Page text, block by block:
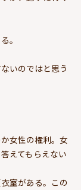
。
いのではと思う
女性の権利。女
えてもらえない
室がある。この